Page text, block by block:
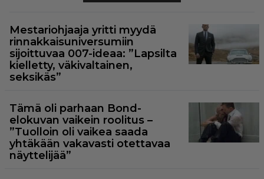
Mestariohjaaja yritti myydä
rinnakkaisuniversumiin
sijoittuvaa 007-ideaa: ”Lapsilta
kielletty, väkivaltainen,
seksikäs”
Tämä oli parhaan Bond-
elokuvan vaikein roolitus –
”Tuolloin oli vaikea saada
yhtäkään vakavasti otettavaa
näyttelijää”